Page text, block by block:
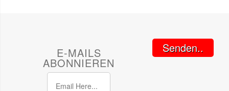
E-MAILS
ABONNIEREN
Senden..